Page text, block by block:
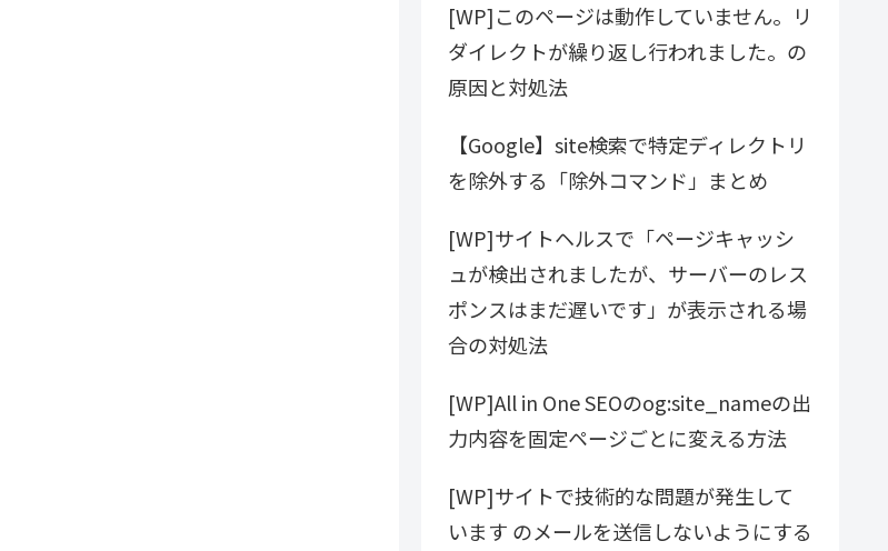
[WP]このページは動作していません。リ
ダイレクトが繰り返し行われました。の
原因と対処法
【Google】site検索で特定ディレクトリ
を除外する「除外コマンド」まとめ
[WP]サイトヘルスで「ページキャッシ
ュが検出されましたが、サーバーのレス
ポンスはまだ遅いです」が表示される場
合の対処法
[WP]All in One SEOのog:site_nameの出
力内容を固定ページごとに変える方法
[WP]サイトで技術的な問題が発生して
います のメールを送信しないようにする